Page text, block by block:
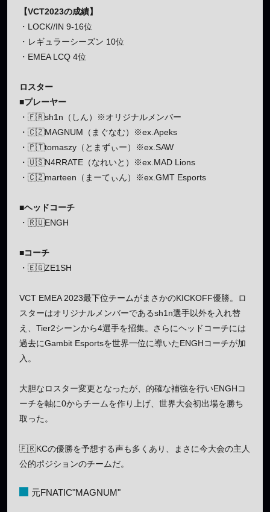
【VCT2023の成績】
・LOCK//IN 9-16位
・レギュラーシーズン 10位
・EMEA LCQ 4位
ロスター
■プレーヤー
・🇫🇷sh1n（しん）※オリジナルメンバー
・🇨🇿MAGNUM（まぐなむ）※ex.Apeks
・🇵🇹tomaszy（とまずぃー）※ex.SAW
・🇺🇸N4RRATE（なれいと）※ex.MAD Lions
・🇨🇿marteen（まーてぃん）※ex.GMT Esports
■ヘッドコーチ
・🇷🇺ENGH
■コーチ
・🇪🇬ZE1SH
VCT EMEA 2023最下位チームがまさかのKICKOFF優勝。ロ
スターはオリジナルメンバーであるsh1n選手以外を入れ替
え、Tier2シーンから4選手を招集。さらにヘッドコーチには
過去にGambit Esportsを世界一位に導いたENGHコーチが加
入。
大胆なロスター変更となったが、的確な補強を行いENGHコ
ーチを軸に0からチームを作り上げ、世界大会初出場を勝ち
取った。
🇫🇷KCの優勝を予想する声も多くあり、まさに今大会の主人
公的ポジションのチームだ。
元FNATIC"MAGNUM"